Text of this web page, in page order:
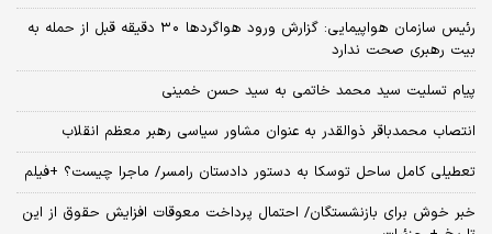
رئیس سازمان هواپیمایی: گزارش ورود هواگردها ٣٠ دقیقه قبل از حمله به
بیت رهبری صحت ندارد
پیام تسلیت سید محمد خاتمی به سید حسن خمینی
انتصاب محمدباقر ذوالقدر به عنوان مشاور سیاسی رهبر معظم انقلاب
تعطیلی کامل ساحل توسکا به دستور دادستان رامسر/ ماجرا چیست؟ +فیلم
خبر خوش برای بازنشستگان/ احتمال پرداخت معوقات افزایش حقوق از این